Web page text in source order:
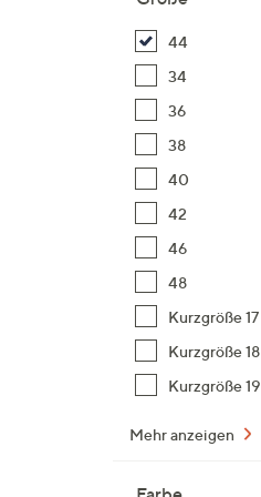
44
34
36
38
40
42
46
48
Kurzgröße 17
Kurzgröße 18
Kurzgröße 19
Mehr anzeigen